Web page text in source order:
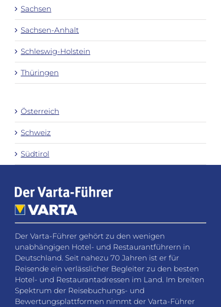
Sachsen
Sachsen-Anhalt
Schleswig-Holstein
Thüringen
Österreich
Schweiz
Südtirol
Der Varta-Führer gehört zu den wenigen
unabhängigen Hotel- und Restaurantführern in
Deutschland. Seit nahezu 70 Jahren ist er für
Reisende ein verlässlicher Begleiter zu den besten
Hotel- und Restaurantadressen im Land. Im breiten
Spektrum der Reisebuchungs- und
Bewertungsplattformen nimmt der Varta-Führer